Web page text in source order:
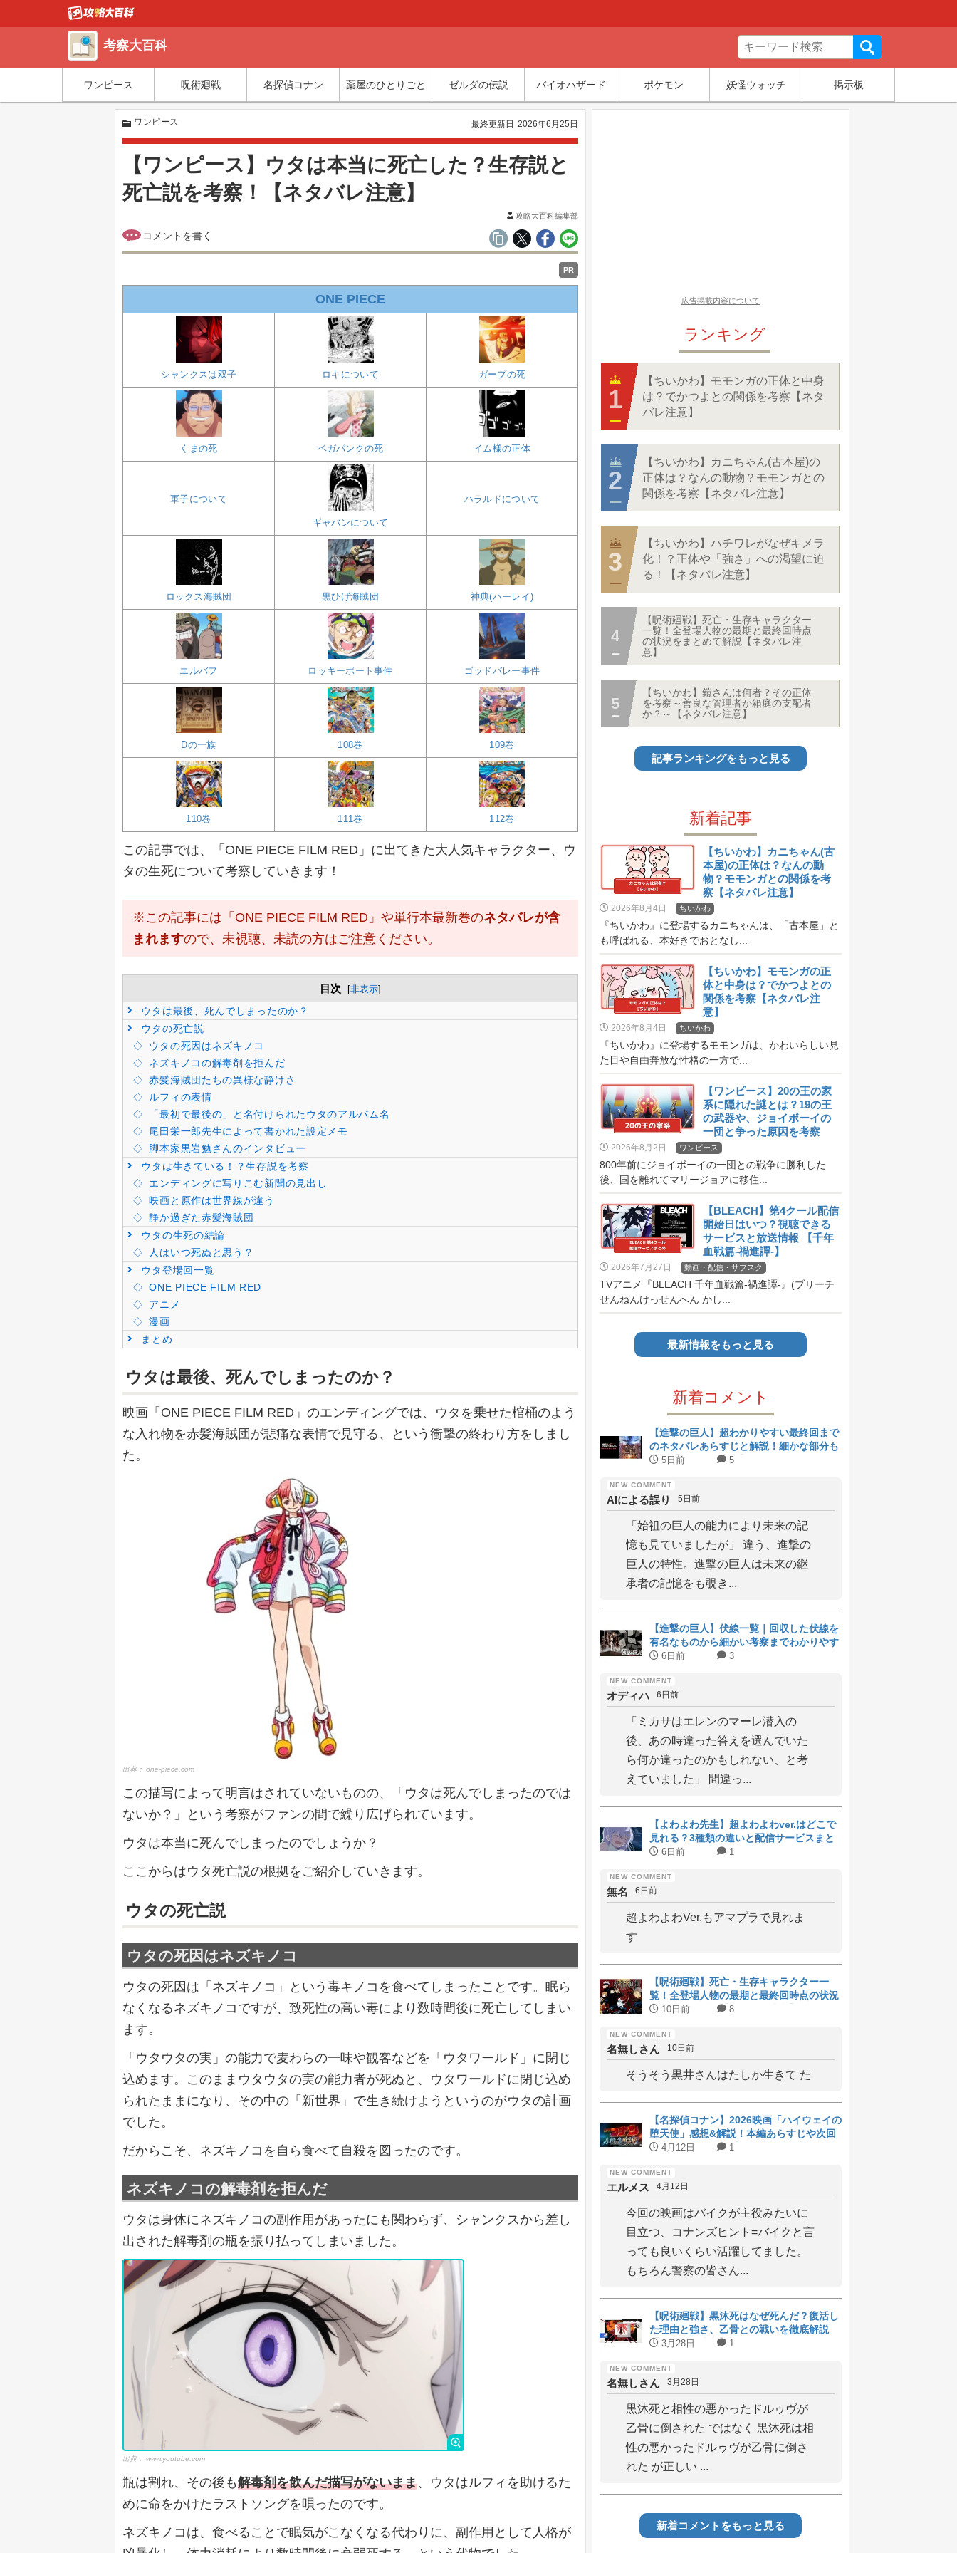
考察大百科
ワンピース 呪術廻戦 名探偵コナン 薬屋のひとりごと ゼルダの伝説 バイオハザード ポケモン 妖怪ウォッチ 掲示板
ワンピース 最終更新日 2026年6月25日
【ワンピース】ウタは本当に死亡した？生存説と
死亡説を考察！【ネタバレ注意】
攻略大百科編集部
PR
ONE PIECE
シャンクスは双子 ロキについて ガープの死
くまの死 ベガパンクの死 イム様の正体
軍子について
ギャバンについて
ハラルドについて
ロックス海賊団 黒ひげ海賊団 神典(ハーレイ)
エルバフ ロッキーポート事件 ゴッドバレー事件
Dの一族 108巻 109巻
110巻 111巻 112巻
この記事では、「ONE PIECE FILM RED」に出てきた大人気キャラクター、ウ
タの生死について考察していきます！
※この記事には「ONE PIECE FILM RED」や単行本最新巻のネタバレが含
まれますので、未視聴、未読の方はご注意ください。
目次 [非表示]
ウタは最後、死んでしまったのか？
ウタの死亡説
ウタの死因はネズキノコ
ネズキノコの解毒剤を拒んだ
赤髪海賊団たちの異様な静けさ
ルフィの表情
「最初で最後の」と名付けられたウタのアルバム名
尾田栄一郎先生によって書かれた設定メモ
脚本家黒岩勉さんのインタビュー
ウタは生きている！？生存説を考察
エンディングに写りこむ新聞の見出し
映画と原作は世界線が違う
静か過ぎた赤髪海賊団
ウタの生死の結論
人はいつ死ぬと思う？
ウタ登場回一覧
ONE PIECE FILM RED
アニメ
漫画
まとめ
ウタは最後、死んでしまったのか？
映画「ONE PIECE FILM RED」のエンディングでは、ウタを乗せた棺桶のよう
な入れ物を赤髪海賊団が悲痛な表情で見守る、という衝撃の終わり方をしまし
た。
出典： one-piece.com
この描写によって明言はされていないものの、「ウタは死んでしまったのでは
ないか？」という考察がファンの間で繰り広げられています。
ウタは本当に死んでしまったのでしょうか？
ここからはウタ死亡説の根拠をご紹介していきます。
ウタの死亡説
ウタの死因はネズキノコ
ウタの死因は「ネズキノコ」という毒キノコを食べてしまったことです。眠ら
なくなるネズキノコですが、致死性の高い毒により数時間後に死亡してしまい
ます。
「ウタウタの実」の能力で麦わらの一味や観客などを「ウタワールド」に閉じ
込めます。このままウタウタの実の能力者が死ぬと、ウタワールドに閉じ込め
られたままになり、その中の「新世界」で生き続けようというのがウタの計画
でした。
だからこそ、ネズキノコを自ら食べて自殺を図ったのです。
ネズキノコの解毒剤を拒んだ
ウタは身体にネズキノコの副作用があったにも関わらず、シャンクスから差し
出された解毒剤の瓶を振り払ってしまいました。
出典： www.youtube.com
瓶は割れ、その後も解毒剤を飲んだ描写がないまま、ウタはルフィを助けるた
めに命をかけたラストソングを唄ったのです。
ネズキノコは、食べることで眠気がこなくなる代わりに、副作用として人格が
広告掲載内容について
ランキング
【ちいかわ】モモンガの正体と中身
は？でかつよとの関係を考察【ネタ
バレ注意】
【ちいかわ】カニちゃん(古本屋)の
正体は？なんの動物？モモンガとの
関係を考察【ネタバレ注意】
【ちいかわ】ハチワレがなぜキメラ
化！？正体や「強さ」への渇望に迫
る！【ネタバレ注意】
【呪術廻戦】死亡・生存キャラクター
一覧！全登場人物の最期と最終回時点
の状況をまとめて解説【ネタバレ注
意】
【ちいかわ】鎧さんは何者？その正体
を考察～善良な管理者か箱庭の支配者
か？～【ネタバレ注意】
記事ランキングをもっと見る
新着記事
【ちいかわ】カニちゃん(古
本屋)の正体は？なんの動
物？モモンガとの関係を考
察【ネタバレ注意】
2026年8月4日 ちいかわ
『ちいかわ』に登場するカニちゃんは、「古本屋」と
も呼ばれる、本好きでおとなし...
【ちいかわ】モモンガの正
体と中身は？でかつよとの
関係を考察【ネタバレ注
意】
2026年8月4日 ちいかわ
『ちいかわ』に登場するモモンガは、かわいらしい見
た目や自由奔放な性格の一方で...
【ワンピース】20の王の家
系に隠れた謎とは？19の王
の武器や、ジョイボーイの
一団と争った原因を考察
【ネタバレ注意】
2026年8月2日 ワンピース
800年前にジョイボーイの一団との戦争に勝利した
後、国を離れてマリージョアに移住...
【BLEACH】第4クール配信
開始日はいつ？視聴できる
サービスと放送情報 【千年
血戦篇-禍進譚-】
2026年7月27日 動画・配信・サブスク
TVアニメ『BLEACH 千年血戦篇-禍進譚-』(ブリーチ
せんねんけっせんへん かし...
最新情報をもっと見る
新着コメント
【進撃の巨人】超わかりやすい最終回まで
のネタバレあらすじと解説！細かな部分も
解説【ネタバレ注意】
5日前 5
AIによる誤り 5日前
「始祖の巨人の能力により未来の記
憶も見ていましたが」 違う、進撃の
巨人の特性。進撃の巨人は未来の継
承者の記憶をも覗き...
【進撃の巨人】伏線一覧｜回収した伏線を
有名なものから細かい考察までわかりやす
く解説【ネタバレ注意】
6日前 3
オディハ 6日前
「ミカサはエレンのマーレ潜入の
後、あの時違った答えを選んでいた
ら何か違ったのかもしれない、と考
えていました」 間違っ...
【よわよわ先生】超よわよわver.はどこで
見れる？3種類の違いと配信サービスまと
め 6日前 1
無名 6日前
超よわよわVer.もアマプラで見れま
す
【呪術廻戦】死亡・生存キャラクター一
覧！全登場人物の最期と最終回時点の状況
をまとめて解説【ネタバレ注意】
10日前 8
名無しさん 10日前
そうそう黒井さんはたしか生きて た
【名探偵コナン】2026映画「ハイウェイの
堕天使」感想&解説！本編あらすじや次回
予告の考察まとめ【ネタバレ注意】
4月12日 1
エルメス 4月12日
今回の映画はバイクが主役みたいに
目立つ、コナンズヒント=バイクと言
っても良いくらい活躍してました。
もちろん警察の皆さん...
【呪術廻戦】黒沐死はなぜ死んだ？復活し
た理由と強さ、乙骨との戦いを徹底解説
【ネタバレ注意】
3月28日 1
名無しさん 3月28日
黒沐死と相性の悪かったドルゥヴが
乙骨に倒された ではなく 黒沐死は相
性の悪かったドルゥヴが乙骨に倒さ
れた が正しい ...
新着コメントをもっと見る